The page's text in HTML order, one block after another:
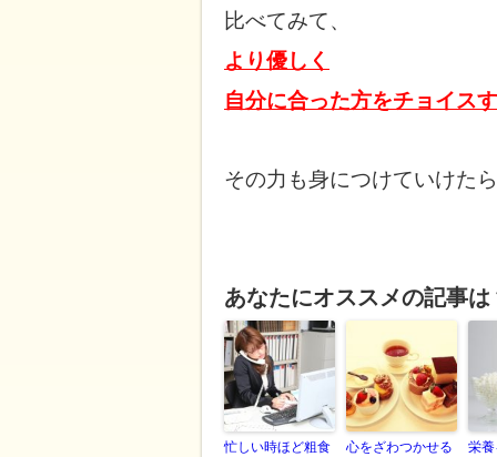
比べてみて、
より優しく
自分に合った方をチョイス
その力も身につけていけた
あなたにオススメの記事は
忙しい時ほど粗食
心をざわつかせる
栄